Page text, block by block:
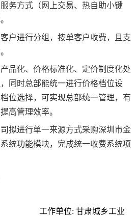
务方式（网上交易、热自助小键
户进行分组，按单客户收费，且支
品化、价格标准化、定价制度化处
同时总部能统一进行价格档位设
位选择，可实现总部统一管理，有
高管理效率。
拟进行单一来源方式采购深圳市金
统功能模块，完成统一收费系统项
工作单位: 甘肃城乡工业